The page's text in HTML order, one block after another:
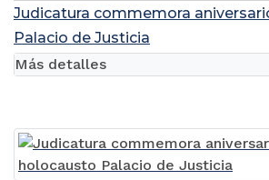
Judicatura commemora
Palacio de Justicia
Más detalles